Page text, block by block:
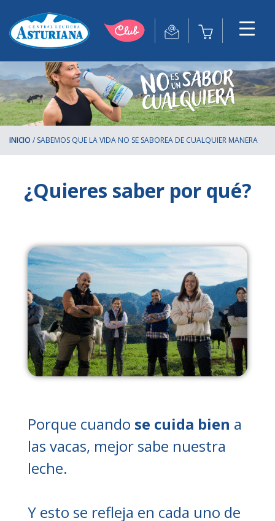
INICIO / SABEMOS QUE LA VIDA NO SE SABOREA DE CUALQUIER MANERA
¿Quieres saber por qué?
Porque cuando se cuida bien a
las vacas, mejor sabe nuestra
leche.
Y esto se refleja en cada uno de